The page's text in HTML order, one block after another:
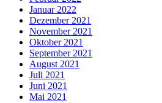
Januar 2022
Dezember 2021
November 2021
Oktober 2021
September 2021
August 2021
Juli 2021
Juni 2021
Mai 2021